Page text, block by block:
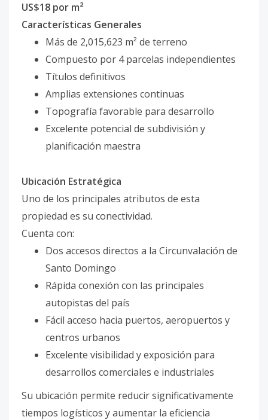
US$18 por m²
Características Generales
Más de 2,015,623 m² de terreno
Compuesto por 4 parcelas independientes
Títulos definitivos
Amplias extensiones continuas
Topografía favorable para desarrollo
Excelente potencial de subdivisión y
planificación maestra
Ubicación Estratégica
Uno de los principales atributos de esta
propiedad es su conectividad.
Cuenta con:
Dos accesos directos a la Circunvalación de
Santo Domingo
Rápida conexión con las principales
autopistas del país
Fácil acceso hacia puertos, aeropuertos y
centros urbanos
Excelente visibilidad y exposición para
desarrollos comerciales e industriales
Su ubicación permite reducir significativamente
tiempos logísticos y aumentar la eficiencia